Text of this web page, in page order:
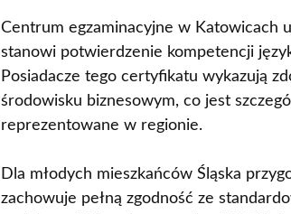
Centrum egzaminacyjne w Katowicach
stanowi potwierdzenie kompetencji
Posiadacze tego certyfikatu wykazują
środowisku biznesowym, co jest
reprezentowane w regionie.
Dla młodych mieszkańców Śląska
zachowuje pełną zgodność ze